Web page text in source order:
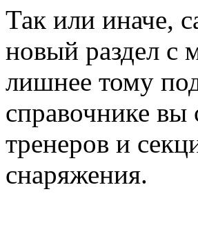
Так или иначе,
новый раздел с
лишнее тому
справочнике
тренеров и
снаряжения.